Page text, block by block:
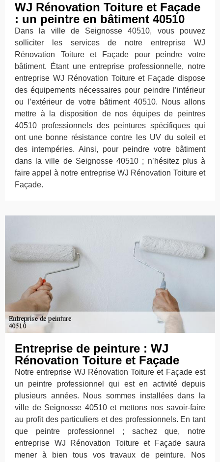
WJ Rénovation Toiture et Façade
: un peintre en bâtiment 40510
Dans la ville de Seignosse 40510, vous pouvez
solliciter les services de notre entreprise WJ
Rénovation Toiture et Façade pour peindre votre
bâtiment. Étant une entreprise professionnelle, notre
entreprise WJ Rénovation Toiture et Façade dispose
des équipements nécessaires pour peindre l’intérieur
ou l’extérieur de votre bâtiment 40510. Nous allons
mettre à la disposition de nos équipes de peintres
40510 professionnels des peintures spécifiques qui
ont une bonne résistance contre les UV du soleil et
des intempéries. Ainsi, pour peindre votre bâtiment
dans la ville de Seignosse 40510 ; n’hésitez plus à
faire appel à notre entreprise WJ Rénovation Toiture et
Façade.
Entreprise de peinture : WJ
Rénovation Toiture et Façade
Notre entreprise WJ Rénovation Toiture et Façade est
un peintre professionnel qui est en activité depuis
plusieurs années. Nous sommes installées dans la
ville de Seignosse 40510 et mettons nos savoir-faire
au profit des particuliers et des professionnels. En tant
que peintre professionnel ; sachez que, notre
entreprise WJ Rénovation Toiture et Façade saura
mener à bien tous vos travaux de peinture. Nos